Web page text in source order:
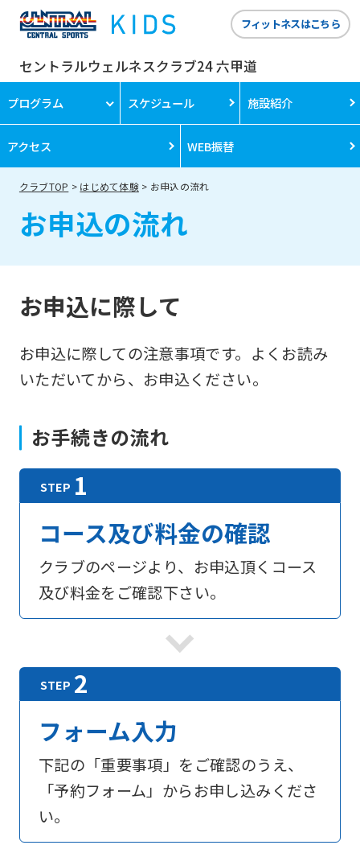
セントラルウェルネスクラブ24 六甲道
フィットネスはこちら
プログラム スケジュール 施設紹介
アクセス WEB振替
クラブTOP はじめて体験 お申込の流れ
お申込の流れ
お申込に際して
お申込に際しての注意事項です。よくお読み
いただいてから、お申込ください。
お手続きの流れ
コース及び料金の確認
クラブのページより、お申込頂くコース
及び料金をご確認下さい。
フォーム入力
下記の「重要事項」をご確認のうえ、
「予約フォーム」からお申し込みくださ
い。